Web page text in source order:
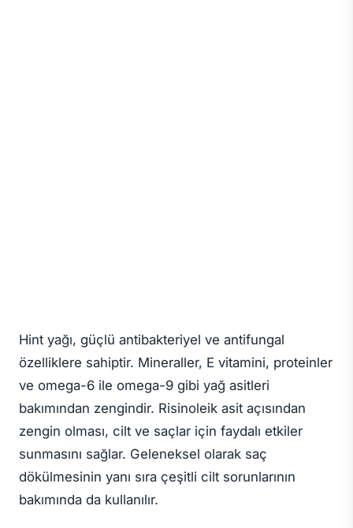
Hint yağı, güçlü antibakteriyel ve antifungal
özelliklere sahiptir. Mineraller, E vitamini, proteinler
ve omega-6 ile omega-9 gibi yağ asitleri
bakımından zengindir. Risinoleik asit açısından
zengin olması, cilt ve saçlar için faydalı etkiler
sunmasını sağlar. Geleneksel olarak saç
dökülmesinin yanı sıra çeşitli cilt sorunlarının
bakımında da kullanılır.